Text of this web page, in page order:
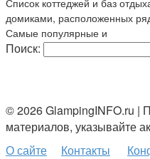
домиками, расположенных
Самые популярные и
Поиск:
© 2026 GlampingINFO.ru |
материалов, указывайте
О сайте
Контакты